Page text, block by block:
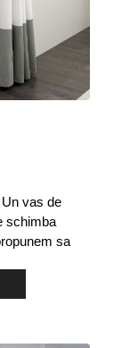
vas de
schimba
sa